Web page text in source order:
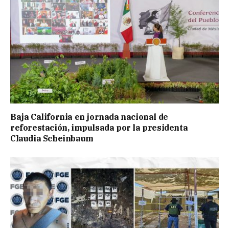
Baja California en jornada nacional de
reforestación, impulsada por la presidenta
Claudia Scheinbaum